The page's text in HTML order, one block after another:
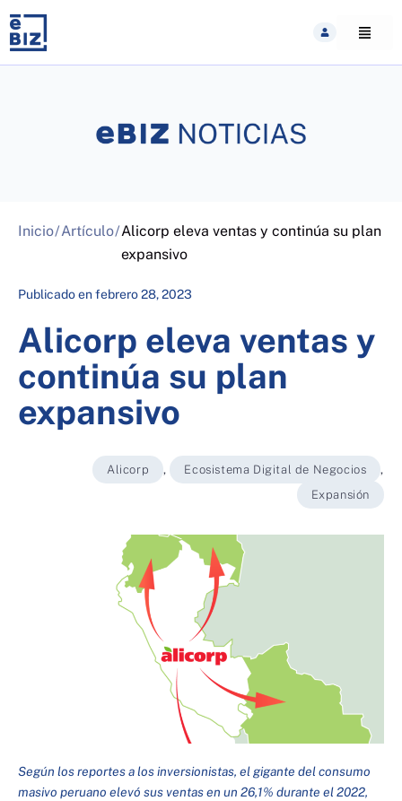
content
Inicio/Artículo/Alicorp eleva ventas y continúa su plan
expansivo
Publicado enfebrero 28, 2023
Alicorp eleva ventas y
continúa su plan
expansivo
Alicorp , Ecosistema Digital de Negocios
,
Expansión
Según los reportes a los inversionistas, el gigante del consumo
masivo peruano elevó sus ventas en un 26,1% durante el 2022,